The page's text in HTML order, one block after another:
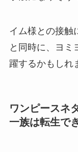
イム様との接触
と同時に、ヨミ
躍するかもしれ
ワンピースネ
一族は転生で